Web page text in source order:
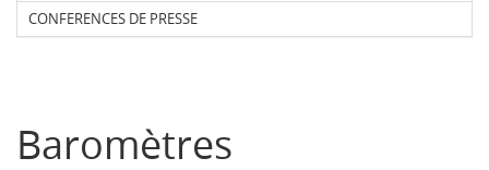
CONFERENCES DE PRESSE
Baromètres